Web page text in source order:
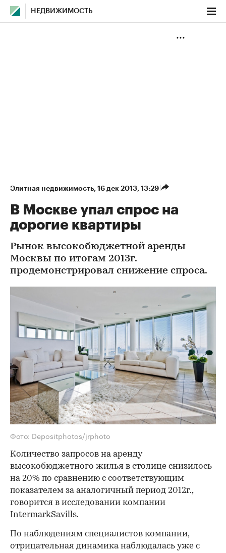
НЕДВИЖИМОСТЬ
Элитная недвижимость⁠, 16 дек 2013, 13:29
В Москве упал спрос на
дорогие квартиры
Рынок высокобюджетной аренды
Москвы по итогам 2013г.
продемонстрировал снижение спроса.
Фото: Depositphotos/jrphoto
Количество запросов на аренду
высокобюджетного жилья в столице снизилось
на 20% по сравнению с соответствующим
показателем за аналогичный период 2012г.,
говорится в исследовании компании
IntermarkSavills.
По наблюдениям специалистов компании,
отрицательная динамика наблюдалась уже с